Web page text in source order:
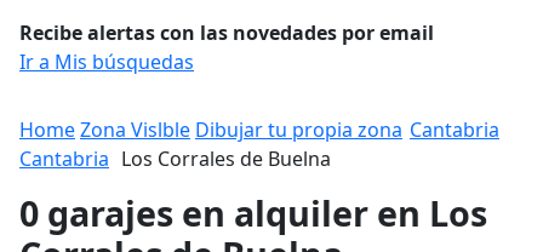
Recibe alertas con las novedades por email
Ir a Mis búsquedas
HomeZona Vislble Dibujar tu propia zona Cantabria
Cantabria Los Corrales de Buelna
0 garajes en alquiler en Los